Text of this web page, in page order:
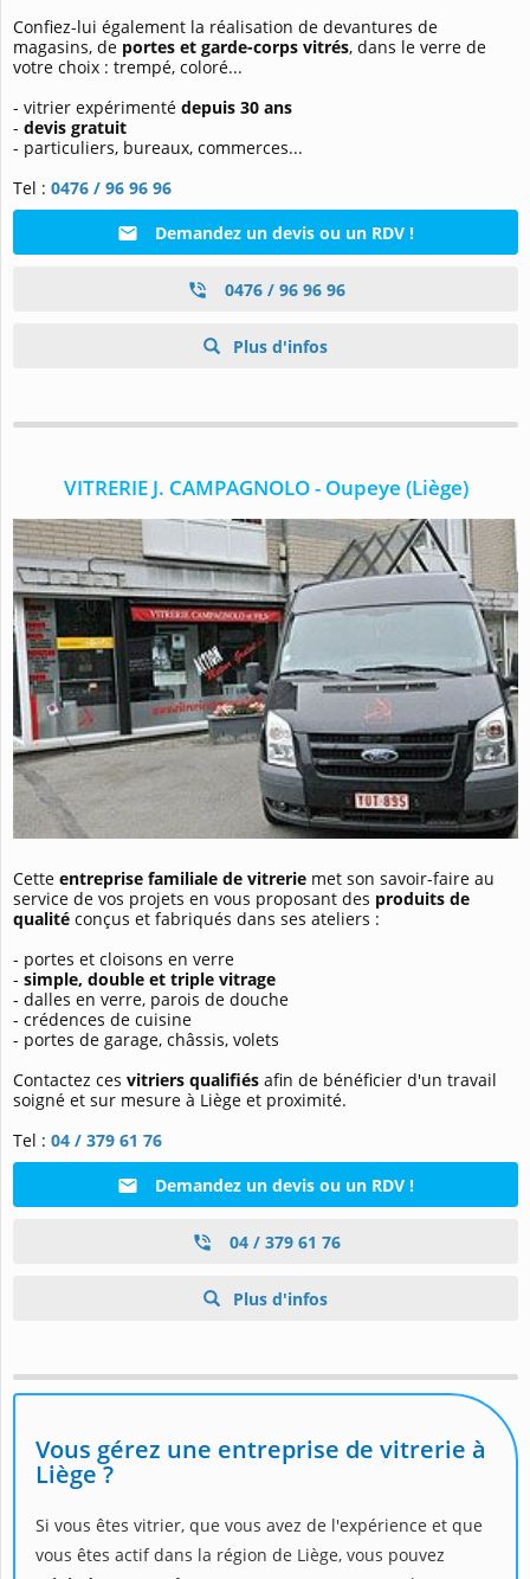
Confiez-lui également la réalisation de devantures de
magasins, de portes et garde-corps vitrés, dans le verre de
votre choix : trempé, coloré...
- vitrier expérimenté depuis 30 ans
- devis gratuit
- particuliers, bureaux, commerces...
Tel : 0476 / 96 96 96
Demandez un devis ou un RDV !
0476 / 96 96 96
Plus d'infos
VITRERIE J. CAMPAGNOLO - Oupeye (Liège)
Cette entreprise familiale de vitrerie met son savoir-faire au
service de vos projets en vous proposant des produits de
qualité conçus et fabriqués dans ses ateliers :
- portes et cloisons en verre
- simple, double et triple vitrage
- dalles en verre, parois de douche
- crédences de cuisine
- portes de garage, châssis, volets
Contactez ces vitriers qualifiés afin de bénéficier d'un travail
soigné et sur mesure à Liège et proximité.
Tel : 04 / 379 61 76
Demandez un devis ou un RDV !
04 / 379 61 76
Plus d'infos
Vous gérez une entreprise de vitrerie à
Liège ?
Si vous êtes vitrier, que vous avez de l'expérience et que
vous êtes actif dans la région de Liège, vous pouvez